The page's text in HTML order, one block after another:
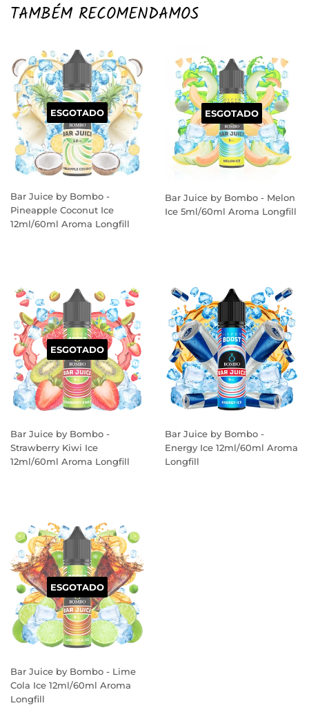
TAMBÉM RECOMENDAMOS
ESGOTADO
Bar Juice by Bombo -
Pineapple Coconut Ice
12ml/60ml Aroma Longfill
ESGOTADO
Bar Juice by Bombo - Melon
Ice 5ml/60ml Aroma Longfill
ESGOTADO
Bar Juice by Bombo -
Strawberry Kiwi Ice
12ml/60ml Aroma Longfill
Bar Juice by Bombo -
Energy Ice 12ml/60ml Aroma
Longfill
ESGOTADO
Bar Juice by Bombo - Lime
Cola Ice 12ml/60ml Aroma
Longfill